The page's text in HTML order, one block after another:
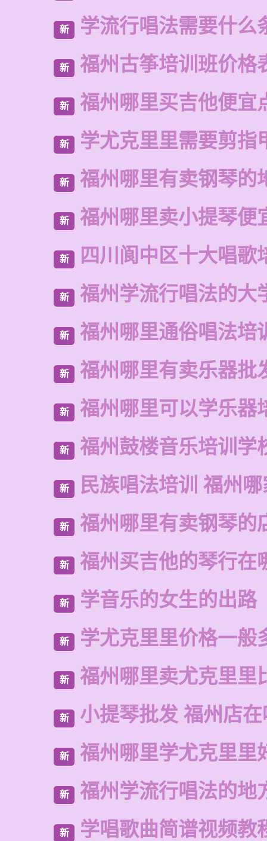
新 学流行唱法需要什么
新 福州古筝培训班价格
新 福州哪里买吉他便宜
新 学尤克里里需要剪指
新 福州哪里有卖钢琴的
新 福州哪里卖小提琴便
新 四川阆中区十大唱歌
新 福州学流行唱法的大
新 福州哪里通俗唱法培
新 福州哪里有卖乐器批
新 福州哪里可以学乐器
新 福州鼓楼音乐培训学
新 民族唱法培训 福州
新 福州哪里有卖钢琴的
新 福州买吉他的琴行在
新 学音乐的女生的出路
新 学尤克里里价格一般
新 福州哪里卖尤克里里
新 小提琴批发 福州店
新 福州哪里学尤克里里
新 福州学流行唱法的地
新 学唱歌曲简谱视频教